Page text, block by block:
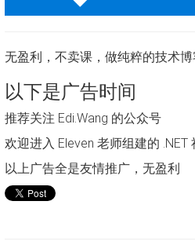
无盈利，不卖课，做纯粹的技术博
以下是广告时间
推荐关注 Edi.Wang 的公众号
欢迎进入 Eleven 老师组建的 .NET
以上广告全是友情推广，无盈利